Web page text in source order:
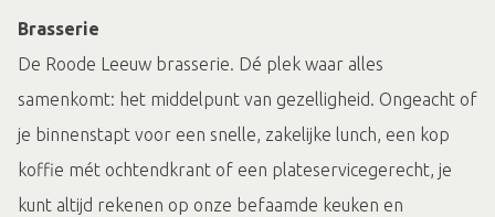
Brasserie
De Roode Leeuw brasserie. Dé plek waar alles
samenkomt: het middelpunt van gezelligheid. Ongeacht of
je binnenstapt voor een snelle, zakelijke lunch, een kop
koffie mét ochtendkrant of een plateservicegerecht, je
kunt altijd rekenen op onze befaamde keuken en